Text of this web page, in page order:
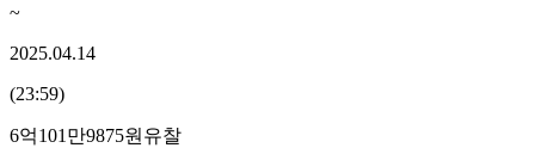
~
2025.04.14
(23:59)
6억101만9875원 유찰